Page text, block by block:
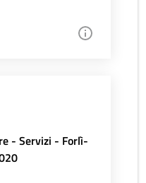
- Servizi - Forlì-